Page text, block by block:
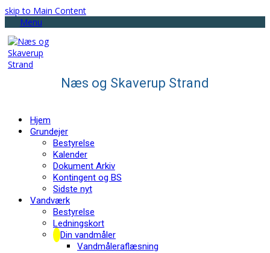
skip to Main Content
Menu
Næs og Skaverup Strand
Hjem
Grundejer
Bestyrelse
Kalender
Dokument Arkiv
Kontingent og BS
Sidste nyt
Vandværk
Bestyrelse
Ledningskort
Din vandmåler
Vandmåleraflæsning